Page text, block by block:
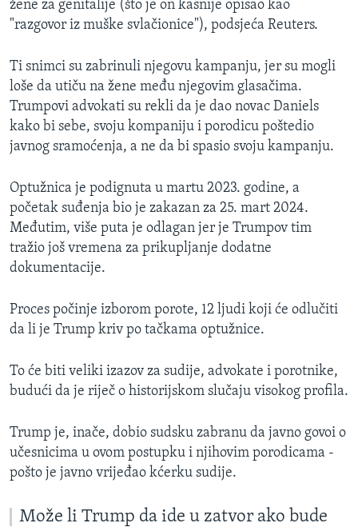
žene za genitalije (što je on kasnije opisao kao
"razgovor iz muške svlačionice"), podsjeća Reuters.
Ti snimci su zabrinuli njegovu kampanju, jer su mogli
loše da utiču na žene među njegovim glasačima.
Trumpovi advokati su rekli da je dao novac Daniels
kako bi sebe, svoju kompaniju i porodicu poštedio
javnog sramoćenja, a ne da bi spasio svoju kampanju.
Optužnica je podignuta u martu 2023. godine, a
početak suđenja bio je zakazan za 25. mart 2024.
Međutim, više puta je odlagan jer je Trumpov tim
tražio još vremena za prikupljanje dodatne
dokumentacije.
Proces počinje izborom porote, 12 ljudi koji će odlučiti
da li je Trump kriv po tačkama optužnice.
To će biti veliki izazov za sudije, advokate i porotnike,
budući da je riječ o historijskom slučaju visokog profila.
Trump je, inače, dobio sudsku zabranu da javno govoi o
učesnicima u ovom postupku i njihovim porodicama -
pošto je javno vrijeđao kćerku sudije.
Može li Trump da ide u zatvor ako bude